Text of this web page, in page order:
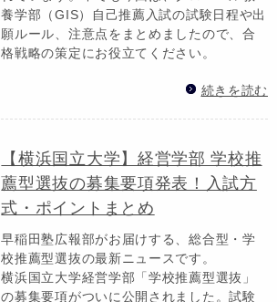
養学部（GIS）自己推薦入試の試験日程や出
願ルール、注意点をまとめましたので、合
格戦略の策定にお役立てください。
続きを読む
【横浜国立大学】経営学部 学校推
薦型選抜の募集要項発表！入試方
式・ポイントまとめ
早稲田塾広報部がお届けする、総合型・学
校推薦型選抜の最新ニュースです。
横浜国立大学経営学部「学校推薦型選抜」
の募集要項がついに公開されました。試験